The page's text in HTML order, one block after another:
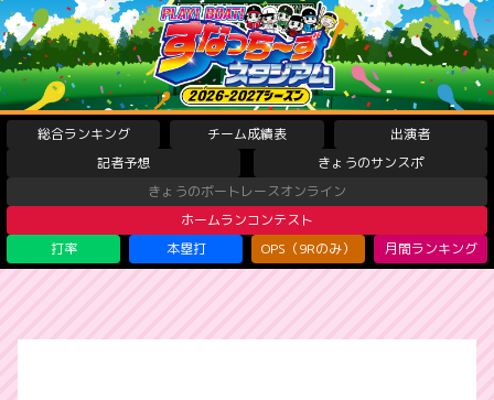
総合ランキング チーム成績表
出演者
記者予想
きょうのサンスポ
きょうのボートレースオンライン
ホームランコンテスト
打率
本塁打 OPS（9Rのみ） 月間ランキング